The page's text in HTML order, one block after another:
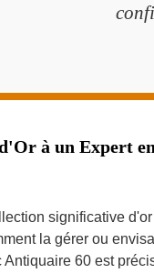
à un Expert
significative
la gérer ou
Antiquaire 60 est